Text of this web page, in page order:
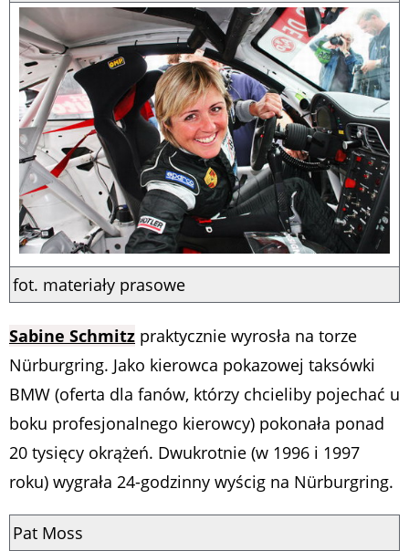
fot. materiały prasowe
Sabine Schmitz praktycznie wyrosła na torze
Nürburgring. Jako kierowca pokazowej taksówki
BMW (oferta dla fanów, którzy chcieliby pojechać u
boku profesjonalnego kierowcy) pokonała ponad
20 tysięcy okrążeń. Dwukrotnie (w 1996 i 1997
roku) wygrała 24-godzinny wyścig na Nürburgring.
Pat Moss